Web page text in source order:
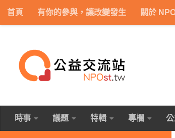
Skip to content
首頁 有你的參與，讓改變發生 關於
時事 議題 特輯 專欄